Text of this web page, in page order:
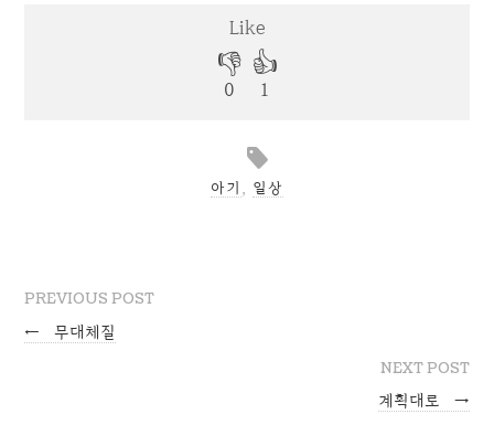
아기 , 일상
PREVIOUS POST
← 무대체질
NEXT POST
계획대로 →